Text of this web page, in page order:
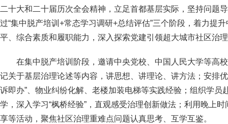
二十大和二十届历次全会精神，立足首都基层实际，坚持问题
过“集中脱产培训+常态学习调研+总结评估”三个阶段，着力提
平、综合素质和履职能力，深入探索党建引领超大城市社区治
在集中脱产培训阶段，邀请中央党校、中国人民大学等高
记关于基层治理论述等内容，讲思想、讲理论、讲方法；安排
诉即办”、物业纠纷化解、老楼加装电梯等实践经验；组织学员
学，深入学习“枫桥经验”，直观感受治理创新做法；利用晚上
享等活动，聚焦社区治理重难点问题认真思考、互学互鉴。